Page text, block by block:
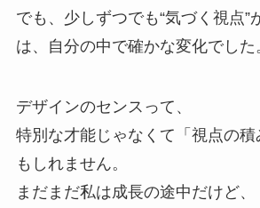
でも、少しずつでも“気づく視点”
は、自分の中で確かな変化でした
デザインのセンスって、
特別な才能じゃなくて「視点の
もしれません。
まだまだ私は成長の途中だけど、